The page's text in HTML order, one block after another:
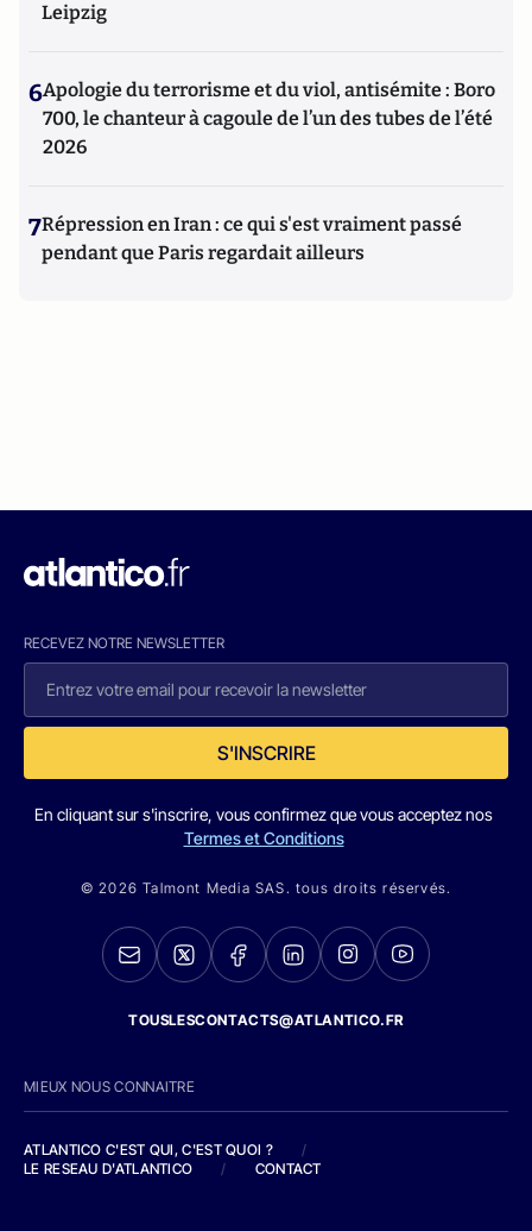
Leipzig
6Apologie du terrorisme et du viol, antisémite : Boro
700, le chanteur à cagoule de l’un des tubes de l’été
2026
7Répression en Iran : ce qui s'est vraiment passé
pendant que Paris regardait ailleurs
RECEVEZ NOTRE NEWSLETTER
S'INSCRIRE
En cliquant sur s'inscrire, vous confirmez que vous acceptez nos
Termes et Conditions
© 2026 Talmont Media SAS. tous droits réservés.
TOUSLESCONTACTS@ATLANTICO.FR
MIEUX NOUS CONNAITRE
ATLANTICO C'EST QUI, C'EST QUOI ?
/
LE RESEAU D'ATLANTICO
/ CONTACT